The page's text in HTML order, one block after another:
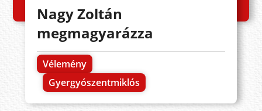
Nagy Zoltán
megmagyarázza
Vélemény
Gyergyószentmiklós